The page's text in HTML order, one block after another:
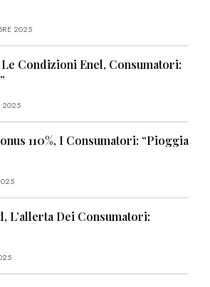
2025
Condizioni Enel, Consumatori:
2025
110%, I Consumatori: “Pioggia
L’allerta Dei Consumatori: